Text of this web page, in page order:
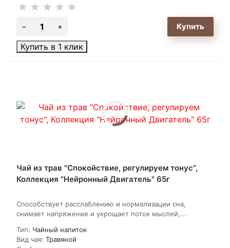
Купить в 1 клик
Чай из трав "Спокойствие, регулируем тонус",
Коллекция "Нейронный Двигатель" 65г
Способствует расслаблению и нормализации сна,
снимает напряжение и укрощает поток мыслей,...
Тип: Чайный напиток
Вид чая: Травяной